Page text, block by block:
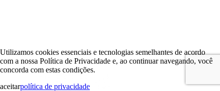
Utilizamos cookies essenciais e tecnologias semelhantes de acordo
com a nossa Política de Privacidade e, ao continuar navegando, você
concorda com estas condições.
aceitarpolítica de privacidade